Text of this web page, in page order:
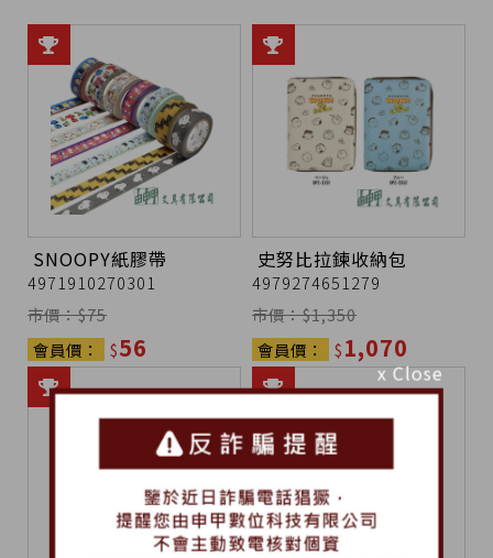
x Close
SNOOPY紙膠帶
4971910270301
市價：$75
會員價： $56
史努比拉鍊收納包
4979274651279
市價：$1,350
會員價： $1,070